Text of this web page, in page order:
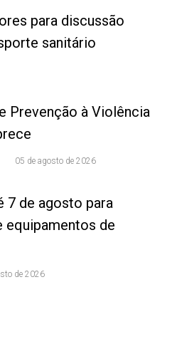
para discussão
sanitário
Prevenção à Violência
05 de agosto de 2026
7 de agosto para
de
de 2026